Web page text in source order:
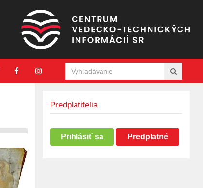
Predplatitelia
Prihlásiť sa Predplatné